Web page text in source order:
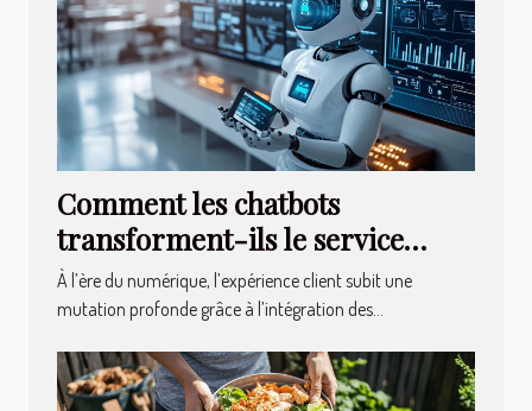
Comment les chatbots
transforment-ils le service
client moderne ?
À l’ère du numérique, l’expérience client subit une
mutation profonde grâce à l’intégration des...